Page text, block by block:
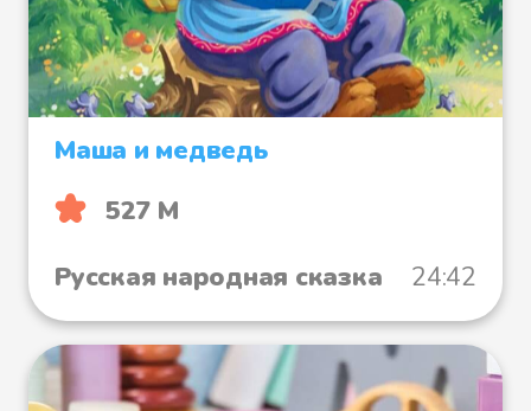
Маша и медведь
527 М
Русская народная сказка
24:42